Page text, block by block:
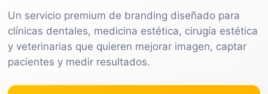
Un servicio premium de branding diseñado para
clínicas dentales, medicina estética, cirugía estética
y veterinarias que quieren mejorar imagen, captar
pacientes y medir resultados.